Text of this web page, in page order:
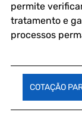
permite
tratamento e
processos
COTAÇÃO